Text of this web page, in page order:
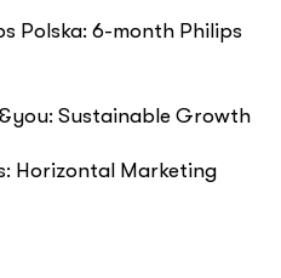
Polska: 6-month Philips
Sustainable Growth
Horizontal Marketing